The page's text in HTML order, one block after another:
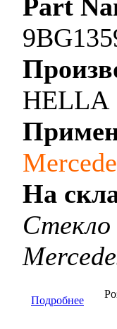
Part
HELLA
На
Подробнее